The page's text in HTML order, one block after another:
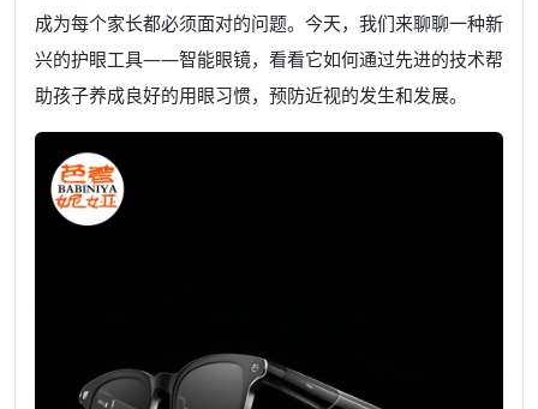
成为每个家长都必须面对的问题。今天，我们来聊聊一种新
兴的护眼工具——智能眼镜，看看它如何通过先进的技术帮
助孩子养成良好的用眼习惯，预防近视的发生和发展。